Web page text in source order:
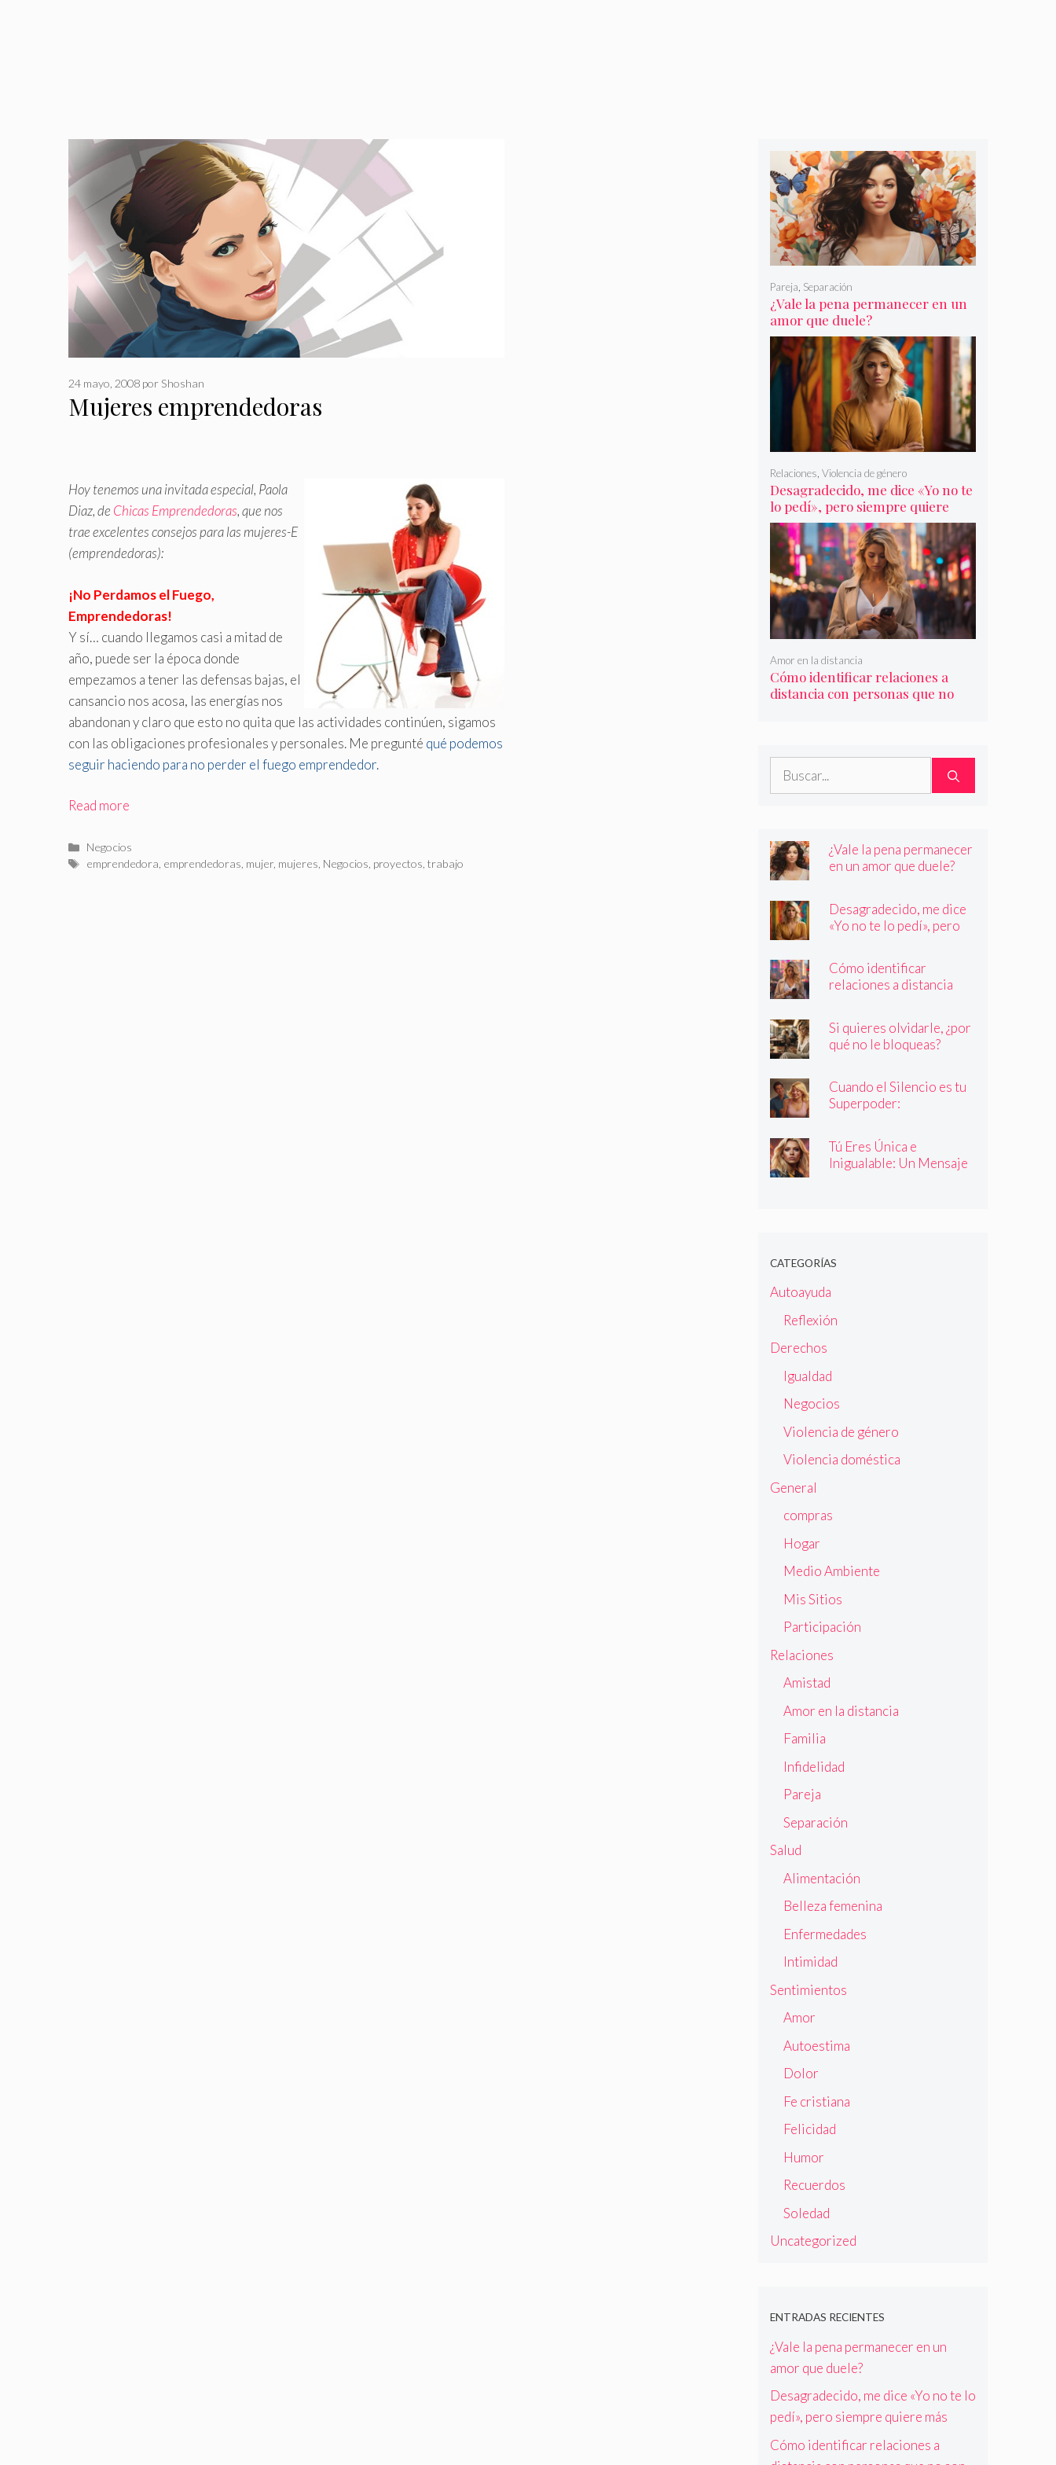
Mujeres emprendedoras
24 mayo, 2008 por Shoshan
Hoy tenemos una invitada especial, Paola
Diaz, de Chicas Emprendedoras, que nos
trae excelentes consejos para las mujeres-E
(emprendedoras):
¡No Perdamos el Fuego,
Emprendedoras!
Y sí… cuando llegamos casi a mitad de
año, puede ser la época donde
empezamos a tener las defensas bajas, el
cansancio nos acosa, las energías nos
abandonan y claro que esto no quita que las actividades continúen, sigamos
con las obligaciones profesionales y personales. Me pregunté qué podemos
seguir haciendo para no perder el fuego emprendedor.
Read more
Categorías
Negocios
Etiquetas
emprendedora emprendedoras mujer, mujeres Negocios proyectos ,trabajo
¿Vale la pena permanecer en un
amor que duele?
Pareja Separación
Desagradecido, me dice «Yo no te
lo pedí», pero siempre quiere
más
Relaciones, Violencia de género
Cómo identificar relaciones a
distancia con personas que no
Amor en la distancia
Buscar:
¿Vale la pena permanecer
en un amor que duele?
Desagradecido, me dice
«Yo no te lo pedí», pero
Cómo identificar
relaciones a distancia
Si quieres olvidarle, ¿por
qué no le bloqueas?
Cuando el Silencio es tu
Superpoder:
de Callar
Tú Eres Única e
Inigualable: Un Mensaje
CATEGORÍAS
Autoayuda
Reflexión
Derechos
Igualdad
Negocios
Violencia de género
Violencia doméstica
General
compras
Hogar
Medio Ambiente
Mis Sitios
Participación
Relaciones
Amistad
Amor en la distancia
Familia
Infidelidad
Pareja
Separación
Salud
Alimentación
Belleza femenina
Enfermedades
Intimidad
Sentimientos
Amor
Autoestima
Dolor
Fe cristiana
Felicidad
Humor
Recuerdos
Soledad
Uncategorized
ENTRADAS RECIENTES
¿Vale la pena permanecer en un
amor que duele?
Desagradecido, me dice «Yo no te lo
pedí», pero siempre quiere más
Cómo identificar relaciones a